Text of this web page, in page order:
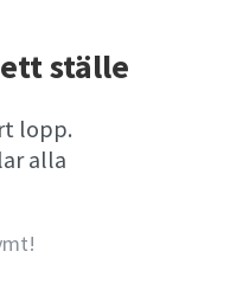
ställe
lopp.
alla